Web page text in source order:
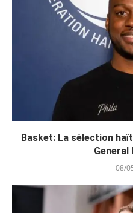
Basket: La sélection
General
08/